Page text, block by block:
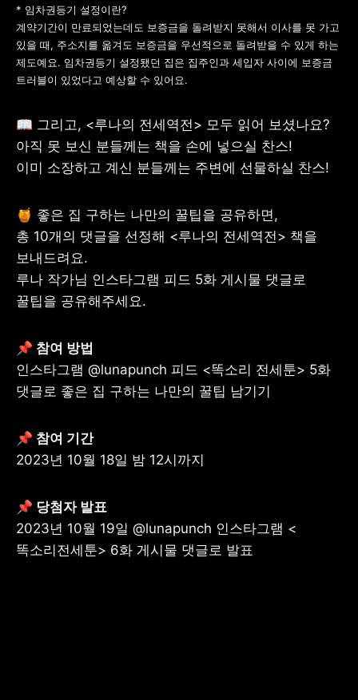
사업자 등록번호 : 462-86-01671
테헤란로 131, 13층 (역삼동,
고객센터
전화 : 1661-7654(24시간 연중무휴)
해외전화 : +82-2-6975-9000
개인정보
처리방침
신용정보활용체제
이용자유의사항
상품공시실
준법제보
외부채널
경영공시
* 임차권등기 설정이란?
계약기간이 만료되었는데도 보증금을 돌려받지 못해서 이사를 못 가고
있을 때, 주소지를 옮겨도 보증금을 우선적으로 돌려받을 수 있게 하는
제도예요. 임차권등기 설정됐던 집은 집주인과 세입자 사이에 보증금
트러블이 있었다고 예상할 수 있어요.
📖 그리고, <루나의 전세역전> 모두 읽어 보셨나요?
아직 못 보신 분들께는 책을 손에 넣으실 찬스!
이미 소장하고 계신 분들께는 주변에 선물하실 찬스!
🍯 좋은 집 구하는 나만의 꿀팁을 공유하면,
총 10개의 댓글을 선정해 <루나의 전세역전> 책을
보내드려요.
루나 작가님 인스타그램 피드 5화 게시물 댓글로
꿀팁을 공유해주세요.
📌 참여 방법
인스타그램 @lunapunch 피드 <똑소리 전세툰> 5화
댓글로 좋은 집 구하는 나만의 꿀팁 남기기
📌 참여 기간
2023년 10월 18일 밤 12시까지
📌 당첨자 발표
2023년 10월 19일 @lunapunch 인스타그램 <
똑소리전세툰> 6화 게시물 댓글로 발표